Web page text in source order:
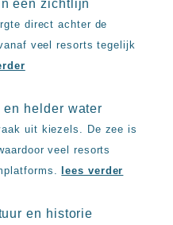
één zichtlijn
direct achter de
veel resorts tegelijk
helder water
uit kiezels. De zee is
veel resorts
lees verder
en historie